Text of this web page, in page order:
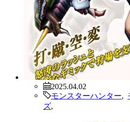
2025.04.02
モンスターハンター
ズ